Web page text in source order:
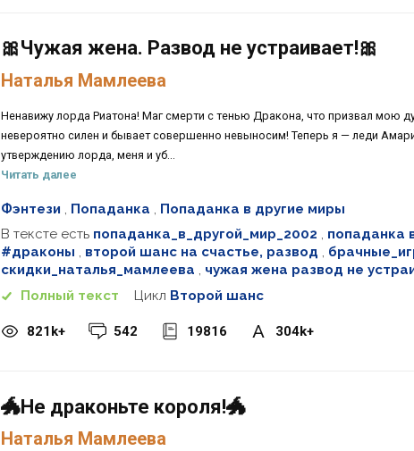
🎀Чужая жена. Развод не устраивает!🎀
Наталья Мамлеева
Ненавижу лорда Риатона! Маг смерти с тенью Дракона, что призвал мою
невероятно силен и бывает совершенно невыносим! Теперь я — леди
утверждению лорда, меня и уб...
Читать далее
Фэнтези , Попаданка , Попаданка в другие миры
В тексте есть попаданка_в_другой_мир_2002 , попаданка
#драконы , второй шанс на счастье, развод ,
скидки_наталья_мамлеева , чужая жена развод не
Полный текст
Цикл Второй шанс
821k+ 542 19816 304k+
🐲Не драконьте короля!🐲
Наталья Мамлеева